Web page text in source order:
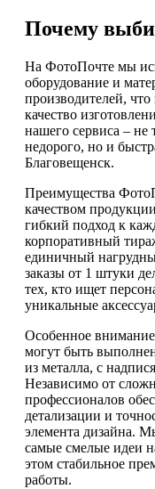
Почему
На ФотоПочте мы
оборудование и
производителей,
качество
нашего сервиса – не
недорого, но и
Благовещенск.
Преимущества
качеством
гибкий подход к
корпоративный
единичный
заказы от 1 штуки
тех, кто ищет
уникальные
Особенное
могут быть
из металла, с
Независимо от
профессионалов
детализации и
элемента дизайна.
самые смелые идеи
этом стабильное
работы.